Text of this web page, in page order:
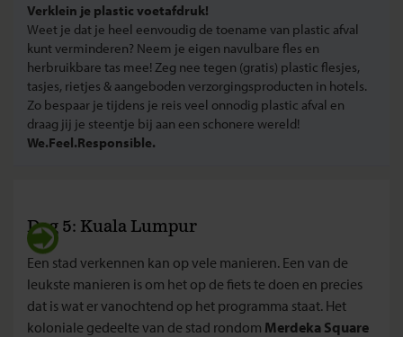
Verklein je plastic voetafdruk!
Weet je dat je heel eenvoudig de toename van plastic afval
kunt verminderen? Neem je eigen navulbare fles en
herbruikbare tas mee! Zeg nee tegen (gratis) plastic flesjes,
tasjes, rietjes & aangeboden verzorgingsproducten in hotels.
Zo bespaar je tijdens je reis veel onnodig plastic afval en
draag jij je steentje bij aan een schonere wereld!
We.Feel.Responsible.
Dag 5: Kuala Lumpur
Een stad verkennen kan op vele manieren. Een van de
leukste manieren is om het op de fiets te doen en precies
dat is wat er vanochtend op het programma staat. Het
koloniale gedeelte van de stad rondom Merdeka Square